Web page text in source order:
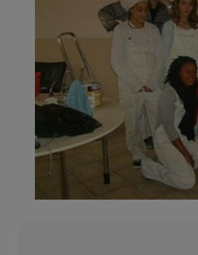
les femmes formées
parcours professionnel.